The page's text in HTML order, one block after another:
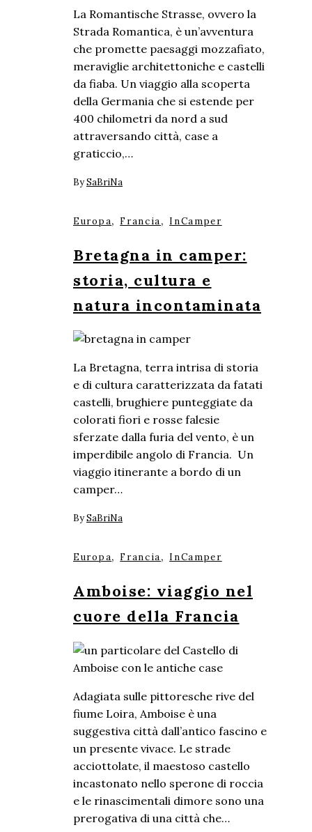
La Romantische Strasse, ovvero la
Strada Romantica, è un’avventura
che promette paesaggi mozzafiato,
meraviglie architettoniche e castelli
da fiaba. Un viaggio alla scoperta
della Germania che si estende per
400 chilometri da nord a sud
attraversando città, case a
graticcio,…
BySaBriNa
Europa, Francia, InCamper
Bretagna in camper:
storia, cultura e
natura incontaminata
La Bretagna, terra intrisa di storia
e di cultura caratterizzata da fatati
castelli, brughiere punteggiate da
colorati fiori e rosse falesie
sferzate dalla furia del vento, è un
imperdibile angolo di Francia. Un
viaggio itinerante a bordo di un
camper…
BySaBriNa
Europa, Francia, InCamper
Amboise: viaggio nel
cuore della Francia
Adagiata sulle pittoresche rive del
fiume Loira, Amboise è una
suggestiva città dall’antico fascino e
un presente vivace. Le strade
acciottolate, il maestoso castello
incastonato nello sperone di roccia
e le rinascimentali dimore sono una
prerogativa di una città che…